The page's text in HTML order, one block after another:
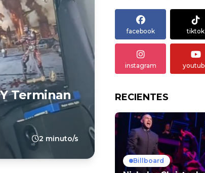
Terminan
2 minuto/s
facebook tiktok
instagram
RECIENTES
Billboard